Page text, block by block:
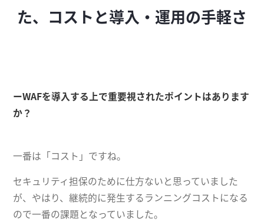
た、コストと導入・運用の手軽さ
ーWAFを導入する上で重要視されたポイントはあります
か？
一番は「コスト」ですね。
セキュリティ担保のために仕方ないと思っていました
が、やはり、継続的に発生するランニングコストになる
ので一番の課題となっていました。